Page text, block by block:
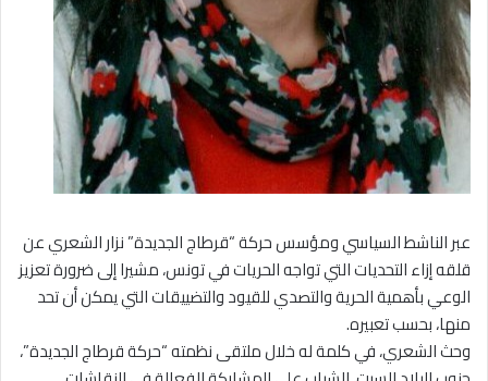
عبر الناشط السياسي ومؤسس حركة “قرطاج الجديدة” نزار الشعري عن
قلقه إزاء التحديات التي تواجه الحريات في تونس، مشيرا إلى ضرورة تعزيز
الوعي بأهمية الحرية والتصدي للقيود والتضييقات التي يمكن أن تحد
منها، بحسب تعبيره.
وحث الشعري، في كلمة له خلال ملتقى نظمته “حركة قرطاج الجديدة”،